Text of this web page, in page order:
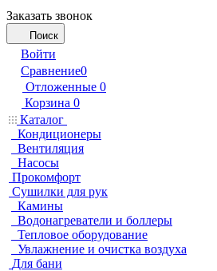
Заказать звонок
Поиск
Войти
Сравнение0
Отложенные 0
Корзина 0
Каталог
Кондиционеры
Вентиляция
Насосы
Прокомфорт
Сушилки для рук
Камины
Водонагреватели и боллеры
Тепловое оборудование
Увлажнение и очистка воздуха
Для бани